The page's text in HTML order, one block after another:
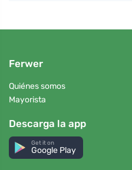
Ferwer
Quiénes somos
Mayorista
Descarga la app
Get it on
Google Play